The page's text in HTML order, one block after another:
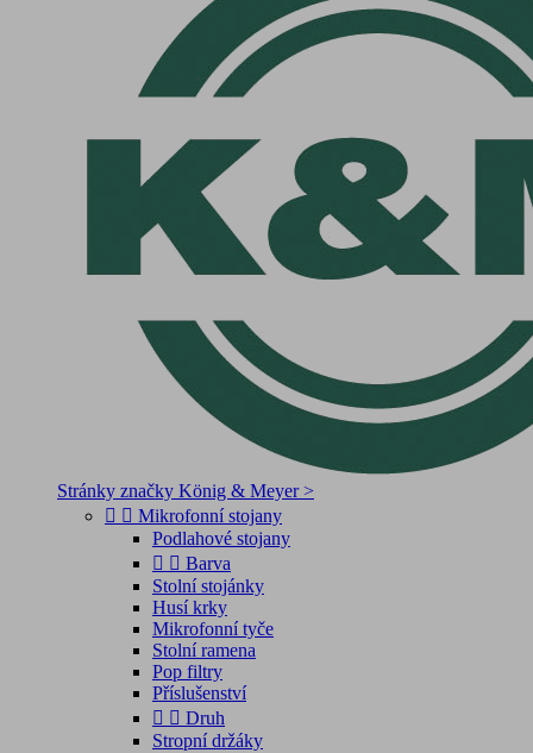
Stránky značky König & Meyer >
  Mikrofonní stojany
Podlahové stojany
  Barva
Stolní stojánky
Husí krky
Mikrofonní tyče
Stolní ramena
Pop filtry
Příslušenství
  Druh
Stropní držáky